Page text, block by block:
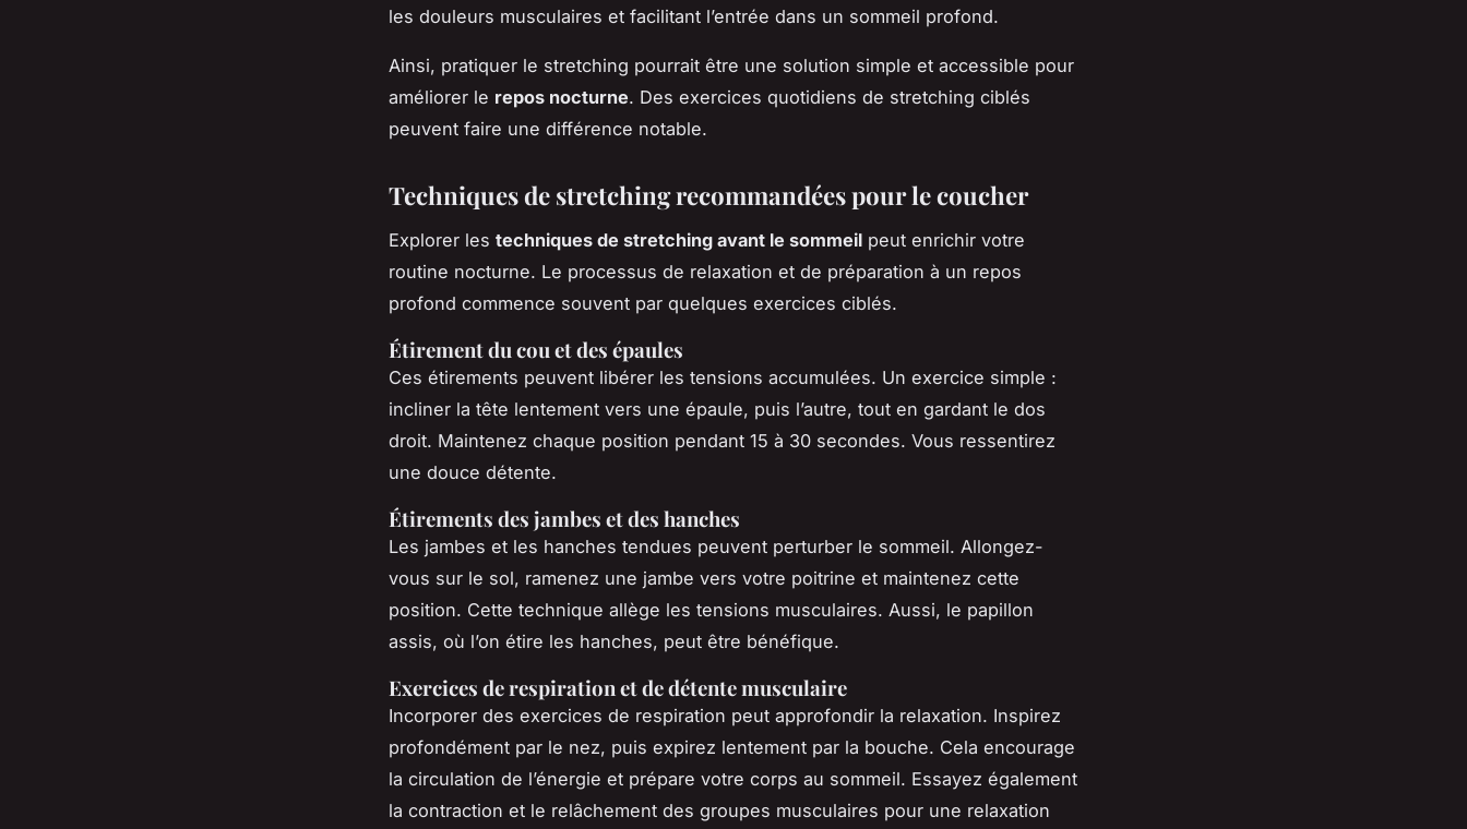
les douleurs musculaires et facilitant l’entrée dans un sommeil profond.
Ainsi, pratiquer le stretching pourrait être une solution simple et accessible pour
améliorer le repos nocturne. Des exercices quotidiens de stretching ciblés
peuvent faire une différence notable.
Techniques de stretching recommandées pour le coucher
Explorer les techniques de stretching avant le sommeil peut enrichir votre
routine nocturne. Le processus de relaxation et de préparation à un repos
profond commence souvent par quelques exercices ciblés.
Étirement du cou et des épaules
Ces étirements peuvent libérer les tensions accumulées. Un exercice simple :
incliner la tête lentement vers une épaule, puis l’autre, tout en gardant le dos
droit. Maintenez chaque position pendant 15 à 30 secondes. Vous ressentirez
une douce détente.
Étirements des jambes et des hanches
Les jambes et les hanches tendues peuvent perturber le sommeil. Allongez-
vous sur le sol, ramenez une jambe vers votre poitrine et maintenez cette
position. Cette technique allège les tensions musculaires. Aussi, le papillon
assis, où l’on étire les hanches, peut être bénéfique.
Exercices de respiration et de détente musculaire
Incorporer des exercices de respiration peut approfondir la relaxation. Inspirez
profondément par le nez, puis expirez lentement par la bouche. Cela encourage
la circulation de l’énergie et prépare votre corps au sommeil. Essayez également
la contraction et le relâchement des groupes musculaires pour une relaxation